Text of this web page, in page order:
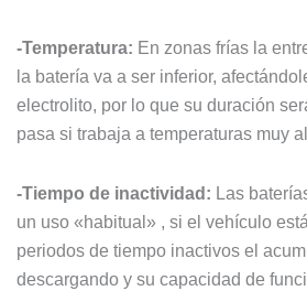
-Temperatura: En zonas frías la
la batería va a ser inferior,
electrolito, por lo que su duración
pasa si trabaja a temperaturas muy
-Tiempo de inactividad: Las
un uso «habitual» , si el vehículo
periodos de tiempo inactivos el
descargando y su capacidad de